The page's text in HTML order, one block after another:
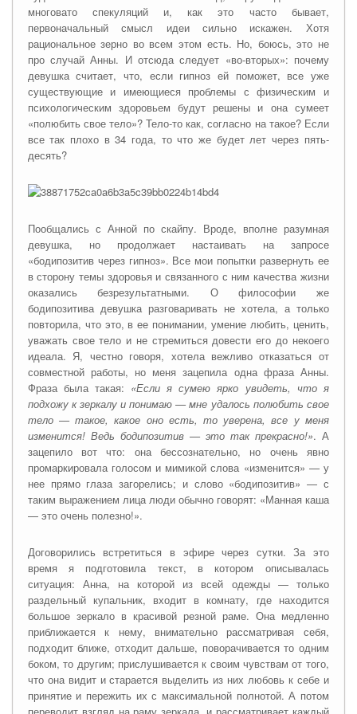
многовато спекуляций и, как это часто бывает,
первоначальный смысл идеи сильно искажен. Хотя
рациональное зерно во всем этом есть. Но, боюсь, это не
про случай Анны. И отсюда следует «во-вторых»: почему
девушка считает, что, если гипноз ей поможет, все уже
существующие и имеющиеся проблемы с физическим и
психологическим здоровьем будут решены и она сумеет
«полюбить свое тело»? Тело-то как, согласно на такое? Если
все так плохо в 34 года, то что же будет лет через пять-
десять?
Пообщались с Анной по скайпу. Вроде, вполне разумная
девушка, но продолжает настаивать на запросе
«бодипозитив через гипноз». Все мои попытки развернуть ее
в сторону темы здоровья и связанного с ним качества жизни
оказались безрезультатными. О философии же
бодипозитива девушка разговаривать не хотела, а только
повторила, что это, в ее понимании, умение любить, ценить,
уважать свое тело и не стремиться довести его до некоего
идеала. Я, честно говоря, хотела вежливо отказаться от
совместной работы, но меня зацепила одна фраза Анны.
Фраза была такая: «Если я сумею ярко увидеть, что я
подхожу к зеркалу и понимаю — мне удалось полюбить свое
тело — такое, какое оно есть, то уверена, все у меня
изменится! Ведь бодипозитив — это так прекрасно!». А
зацепило вот что: она бессознательно, но очень явно
промаркировала голосом и мимикой слова «изменится» — у
нее прямо глаза загорелись; и слово «бодипозитив» — с
таким выражением лица люди обычно говорят: «Манная каша
— это очень полезно!».
Договорились встретиться в эфире через сутки. За это
время я подготовила текст, в котором описывалась
ситуация: Анна, на которой из всей одежды — только
раздельный купальник, входит в комнату, где находится
большое зеркало в красивой резной раме. Она медленно
приближается к нему, внимательно рассматривая себя,
подходит ближе, отходит дальше, поворачивается то одним
боком, то другим; прислушивается к своим чувствам от того,
что она видит и старается выделить из них любовь к себе и
принятие и пережить их с максимальной полнотой. А потом